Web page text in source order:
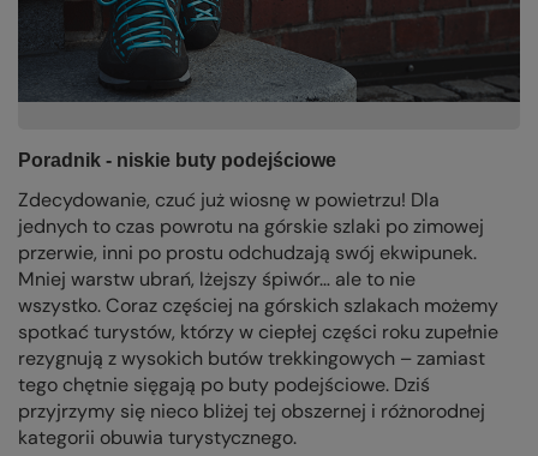
Poradnik - niskie buty podejściowe
Zdecydowanie, czuć już wiosnę w powietrzu! Dla
jednych to czas powrotu na górskie szlaki po zimowej
przerwie, inni po prostu odchudzają swój ekwipunek.
Mniej warstw ubrań, lżejszy śpiwór… ale to nie
wszystko. Coraz częściej na górskich szlakach możemy
spotkać turystów, którzy w ciepłej części roku zupełnie
rezygnują z wysokich butów trekkingowych – zamiast
tego chętnie sięgają po buty podejściowe. Dziś
przyjrzymy się nieco bliżej tej obszernej i różnorodnej
kategorii obuwia turystycznego.